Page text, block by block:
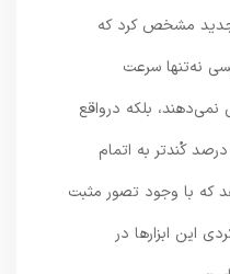
مشخص کرد که
سرعت
بلکه درواقع
خود را ۱۹ درصد کُندتر به اتمام
وجود تصور مثبت
در